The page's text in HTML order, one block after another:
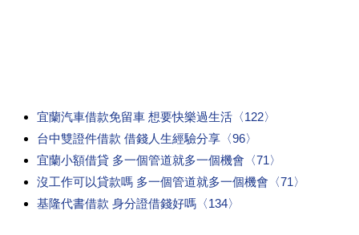
宜蘭汽車借款免留車 想要快樂過生活〈122〉
台中雙證件借款 借錢人生經驗分享〈96〉
宜蘭小額借貸 多一個管道就多一個機會〈71〉
沒工作可以貸款嗎 多一個管道就多一個機會〈71〉
基隆代書借款 身分證借錢好嗎〈134〉